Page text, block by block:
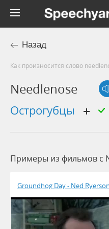
Назад
Как произносится слово
Needlenose
острогубцы
Примеры из фильмов c
Groundhog Day - Ned